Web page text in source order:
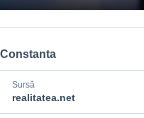
Sursă
realitatea.net